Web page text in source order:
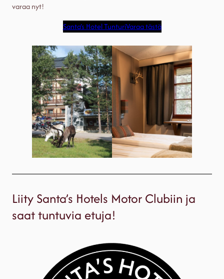
varaa nyt!
Santa’s Hotel TunturiVaraa tästä
Liity Santa’s Hotels Motor Clubiin ja
saat tuntuvia etuja!